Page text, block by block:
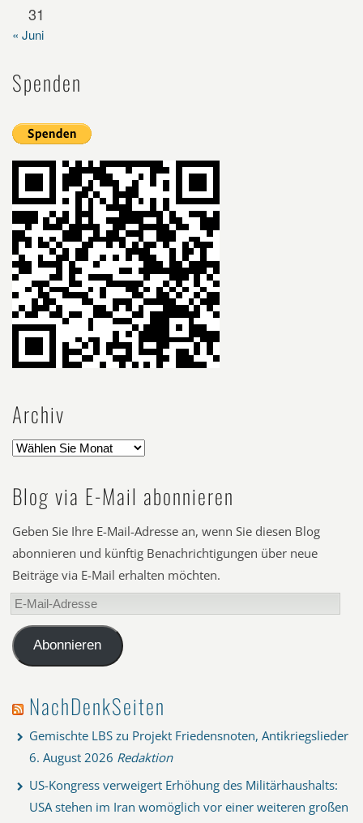
31
« Juni
Spenden
Archiv
Blog via E-Mail abonnieren
Geben Sie Ihre E-Mail-Adresse an, wenn Sie diesen Blog
abonnieren und künftig Benachrichtigungen über neue
Beiträge via E-Mail erhalten möchten.
E-
Mail-
AdresseAbonnieren
NachDenkSeiten
Gemischte LBS zu Projekt Friedensnoten, Antikriegslieder
6. August 2026 Redaktion
US-Kongress verweigert Erhöhung des Militärhaushalts:
USA stehen im Iran womöglich vor einer weiteren großen